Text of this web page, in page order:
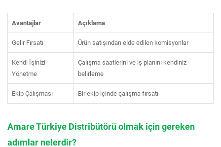
Avantajlar Açıklama
Gelir Fırsatı Ürün satışından elde edilen komisyonlar
Kendi İşinizi
Yönetme
Çalışma saatlerini ve iş planını kendiniz
belirleme
Ekip Çalışması Bir ekip içinde çalışma fırsatı
Amare Türkiye Distribütörü olmak için gereken
adımlar nelerdir?